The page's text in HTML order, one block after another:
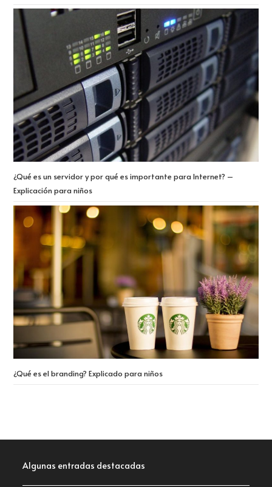
¿Qué es un servidor y por qué es importante para Internet? –
Explicación para niños
¿Qué es el branding? Explicado para niños
Algunas entradas destacadas